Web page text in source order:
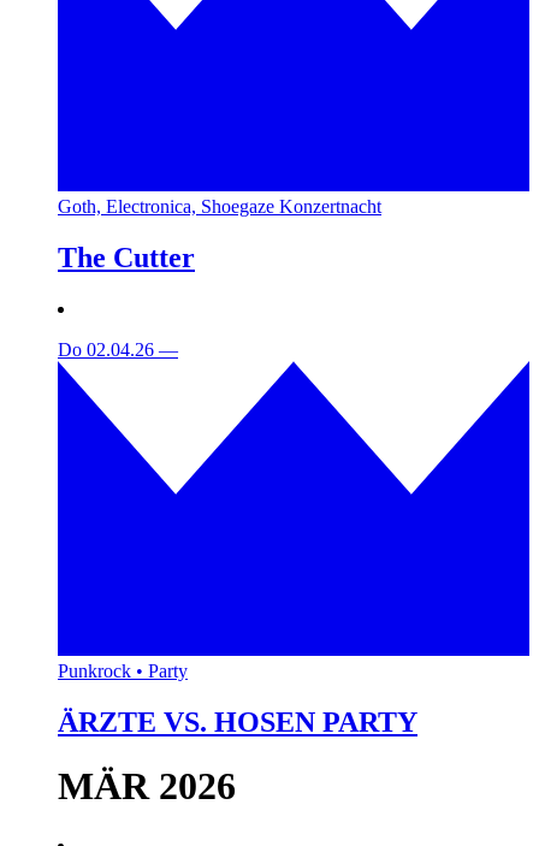
Goth, Electronica, Shoegaze Konzertnacht
The Cutter
Do 02.04.26 —
Punkrock • Party
ÄRZTE VS. HOSEN PARTY
MÄR 2026